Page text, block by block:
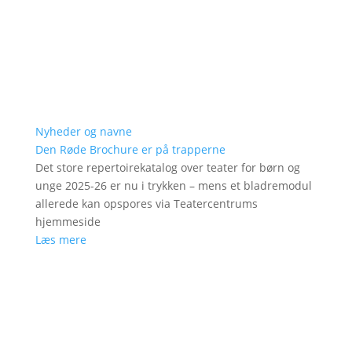
Nyheder og navne
Den Røde Brochure er på trapperne
Det store repertoirekatalog over teater for børn og
unge 2025-26 er nu i trykken – mens et bladremodul
allerede kan opspores via Teatercentrums
hjemmeside
Læs mere